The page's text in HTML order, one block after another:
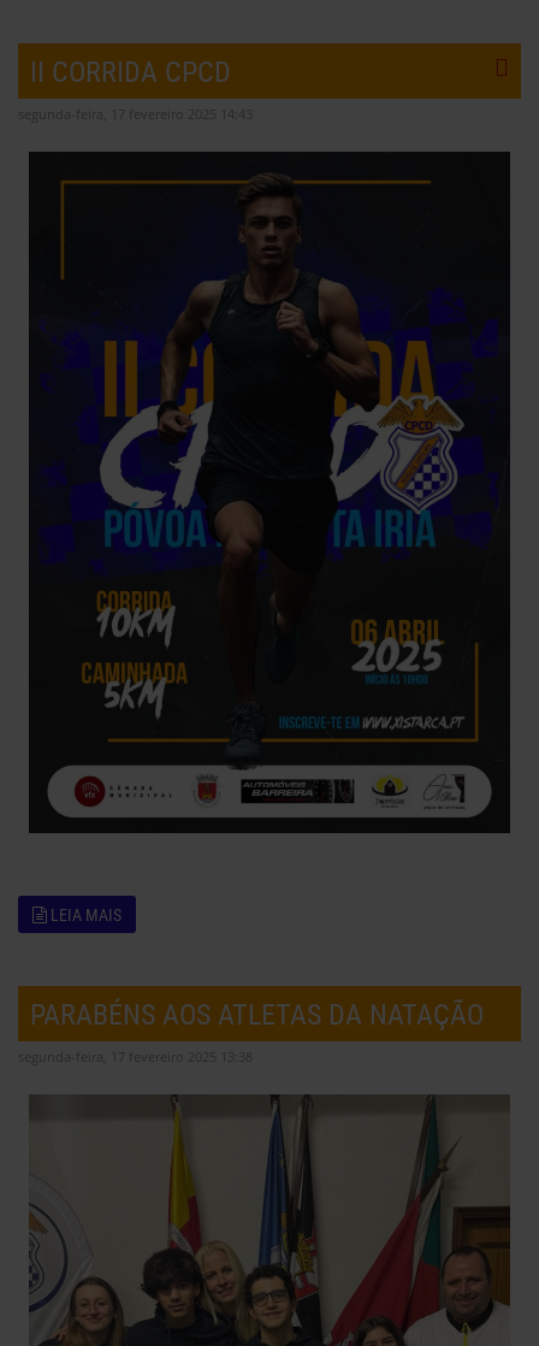
II CORRIDA CPCD
segunda-feira, 17 fevereiro 2025 14:43
LEIA MAIS
PARABÉNS AOS ATLETAS DA NATAÇÃO
segunda-feira, 17 fevereiro 2025 13:38